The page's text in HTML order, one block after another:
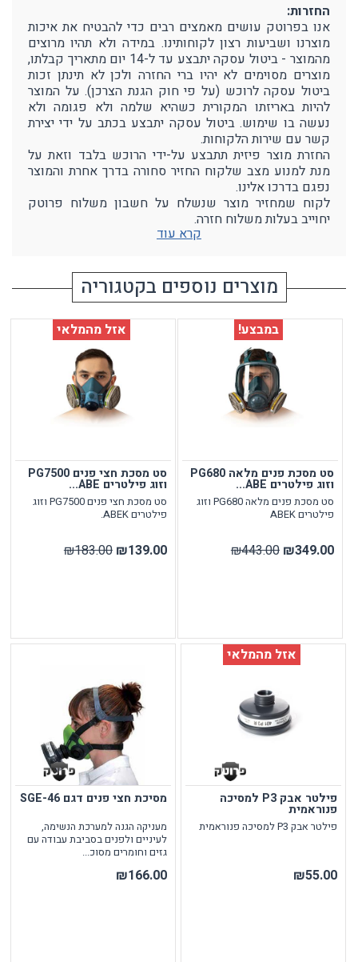
החזרות:
אנו בפרוטק עושים מאמצים רבים כדי להבטיח את איכות
מוצרנו ושביעות רצון לקוחותינו. במידה ולא תהיו מרוצים
מהמוצר - ביטול עסקה יתבצע עד ל-14 יום מתאריך קבלתו,
מוצרים מסוימים לא יהיו ברי החזרה ולכן לא תינתן זכות
ביטול עסקה לרוכש (על פי חוק הגנת הצרכן). על המוצר
להיות באריזתו המקורית כשהיא שלמה ולא פגומה ולא
נעשה בו שימוש. ביטול עסקה יתבצע בכתב על ידי יצירת
קשר עם שירות הלקוחות.
החזרת מוצר פיזית תתבצע על-ידי הרוכש בלבד וזאת על
מנת למנוע מצב שלקוח החזיר סחורה בדרך אחרת והמוצר
נפגם בדרכו אלינו.
לקוח שמחזיר מוצר שנשלח על חשבון משלוח פרוטק
יחוייב בעלות משלוח חזרה.
קרא עוד
מוצרים נוספים בקטגוריה
במבצע!
סט מסכת פנים מלאה PG680
וזוג פילטרים ABE...
סט מסכת פנים מלאה PG680 וזוג
פילטרים ABEK
₪349.00
₪443.00
אזל מהמלאי
סט מסכת חצי פנים PG7500
וזוג פילטרים ABE...
סט מסכת חצי פנים PG7500 וזוג
פילטרים ABEK.
₪139.00
₪183.00
אזל מהמלאי
פילטר אבק P3 למסיכה
פנוראמית
פילטר אבק P3 למסיכה פנוראמית
₪55.00
מסיכת חצי פנים דגם SGE-46
מעניקה הגנה למערכת הנשימה,
לעיניים ולפנים בסביבת עבודה עם
גזים וחומרים מסוכ...
₪166.00